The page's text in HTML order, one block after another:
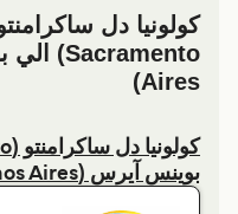
Aires)
بوينس آيرس (Buenos Aires) العبارة